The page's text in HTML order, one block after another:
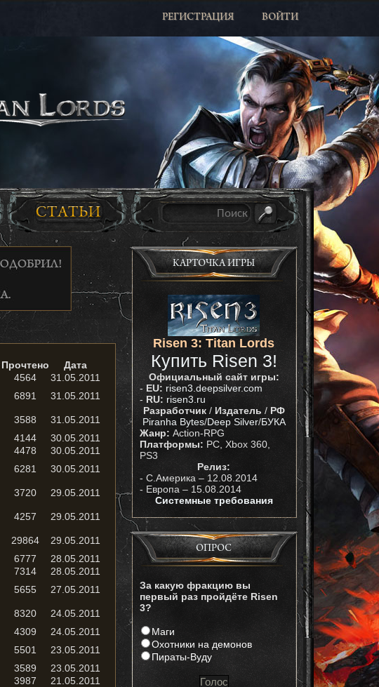
РЕГИСТРАЦИЯ ВОЙТИ
Прочтено
Дата
4564
31.05.2011
6891
31.05.2011
3588
31.05.2011
4144
30.05.2011
4478
30.05.2011
6281
30.05.2011
3720
29.05.2011
4257
29.05.2011
29864
29.05.2011
6777
28.05.2011
7314
28.05.2011
5655
27.05.2011
8320
24.05.2011
4309
24.05.2011
5501
23.05.2011
3589
23.05.2011
3987
21.05.2011
КАРТОЧКА ИГРЫ
Risen 3: Titan Lords
Купить Risen 3!
Официальный сайт игры:
- EU: risen3.deepsilver.com
- RU: risen3.ru
Разработчик/ Издатель / РФ
Piranha Bytes/Deep Silver/БУКА
Жанр: Action-RPG
Платформы: PC, Xbox 360,
PS3
Релиз:
- С.Америка – 12.08.2014
- Европа – 15.08.2014
Системные требования
ОПРОС
За какую фракцию вы
первый раз пройдёте Risen
3?
Маги
Охотники на демонов
Пираты-Вуду